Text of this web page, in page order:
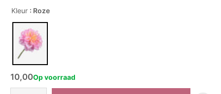
Kleur : Roze
10,00Op voorraad